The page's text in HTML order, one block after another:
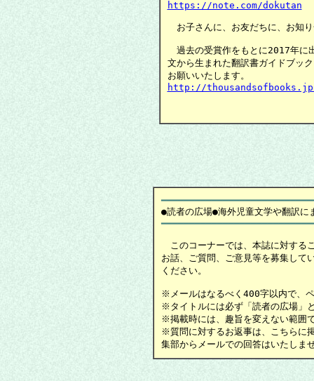
https://note.com/dokutan
お子さんに、お友だちに、お知
過去の受賞作をもとに2017年に
文から生まれた翻訳書ガイドブッ
http://
●読者の広場
このコーナーでは、本誌に対する
お話、ご質問、ご意見等を募集し
ください。
※メールはなるべく400字以内で、
※タイトルには必ず「読者の広場」
※掲載時には、趣旨を変えない範囲
※質問に対するお返事は、こちらに
集部からメールでの回答はいたしま